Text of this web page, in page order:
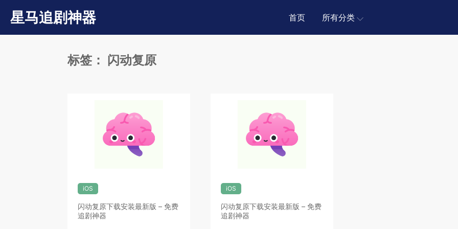
星马追剧神器 首页 所有分类
标签： 闪动复原
iOS
闪动复原下载安装最新版 – 免费
追剧神器
iOS
闪动复原下载安装最新版 – 免费
追剧神器